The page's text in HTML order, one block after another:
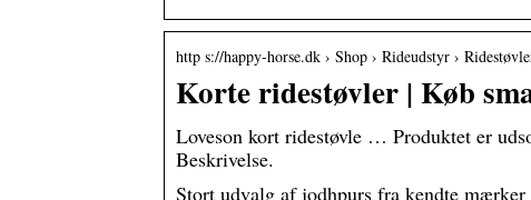
http s://happy-horse.dk › Shop › Rideudstyr ›
Korte ridestøvler | Køb
Loveson kort ridestøvle … Produktet er
Beskrivelse.
Stort udvalg af jodhpurs fra kendte